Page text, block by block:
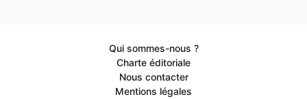
Qui sommes-nous ?
Charte éditoriale
Nous contacter
Mentions légales